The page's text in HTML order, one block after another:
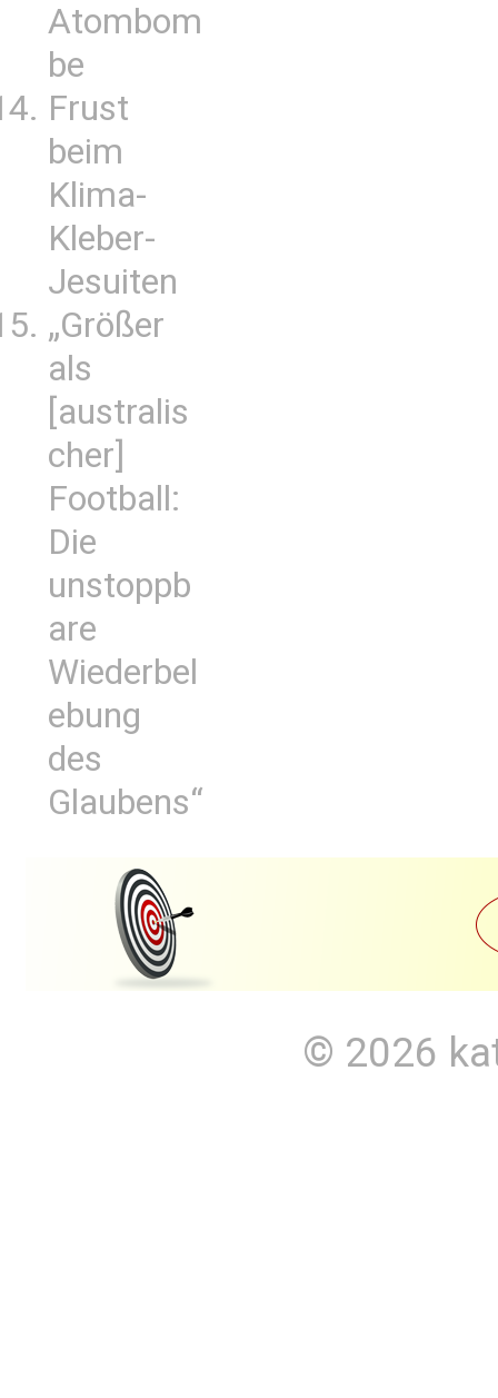
Atombom
be
Frust
beim
Klima-
Kleber-
Jesuiten
„Größer
als
[australis
cher]
Football:
Die
unstoppb
are
Wiederbel
ebung
des
Glaubens“
© 2026